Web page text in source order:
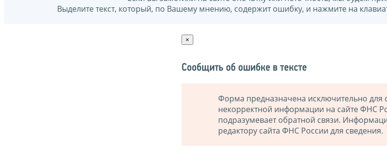
Выделите текст, который, по Вашему мнению, содержит ошибку, и нажмите на
×
Сообщить об ошибке в тексте
Форма предназначена исключительно для
некорректной информации на сайте ФНС
подразумевает обратной связи.
редактору сайта ФНС России для сведения.